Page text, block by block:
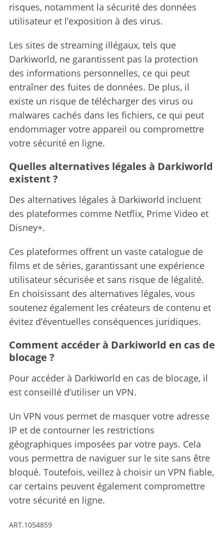
risques, notamment la sécurité des données
utilisateur et l’exposition à des virus.
Les sites de streaming illégaux, tels que
Darkiworld, ne garantissent pas la protection
des informations personnelles, ce qui peut
entraîner des fuites de données. De plus, il
existe un risque de télécharger des virus ou
malwares cachés dans les fichiers, ce qui peut
endommager votre appareil ou compromettre
votre sécurité en ligne.
Quelles alternatives légales à Darkiworld
existent ?
Des alternatives légales à Darkiworld incluent
des plateformes comme Netflix, Prime Video et
Disney+.
Ces plateformes offrent un vaste catalogue de
films et de séries, garantissant une expérience
utilisateur sécurisée et sans risque de légalité.
En choisissant des alternatives légales, vous
soutenez également les créateurs de contenu et
évitez d’éventuelles conséquences juridiques.
Comment accéder à Darkiworld en cas de
blocage ?
Pour accéder à Darkiworld en cas de blocage, il
est conseillé d’utiliser un VPN.
Un VPN vous permet de masquer votre adresse
IP et de contourner les restrictions
géographiques imposées par votre pays. Cela
vous permettra de naviguer sur le site sans être
bloqué. Toutefois, veillez à choisir un VPN fiable,
car certains peuvent également compromettre
votre sécurité en ligne.
ART.1054859